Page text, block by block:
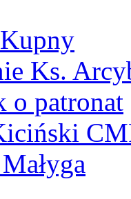
Ks.
o patronat